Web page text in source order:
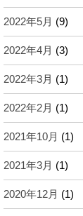
2022年5月 (9)
2022年4月 (3)
2022年3月 (1)
2022年2月 (1)
2021年10月 (1)
2021年3月 (1)
2020年12月 (1)